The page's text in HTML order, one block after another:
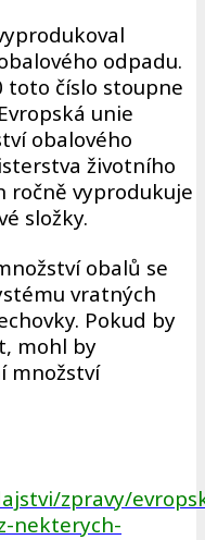
odpadu.
toto číslo stoupne
unie
obalového
životního
ročně vyprodukuje
složky.
obalů se
vratných
Pokud by
mohl by
množství
zpravy/
nekterych-